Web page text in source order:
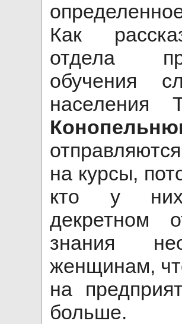
Как
отдела
обучения
населения
на курсы,
кто у
декретном
знания
женщинам,
на
больше.